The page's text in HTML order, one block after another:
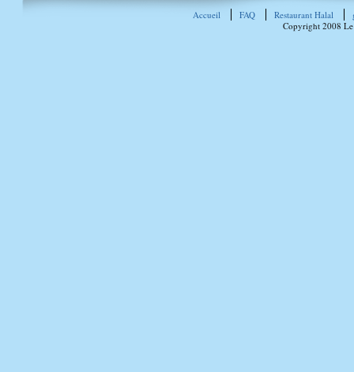
Accueil FAQ Restaurant Halal
Copyright 2008